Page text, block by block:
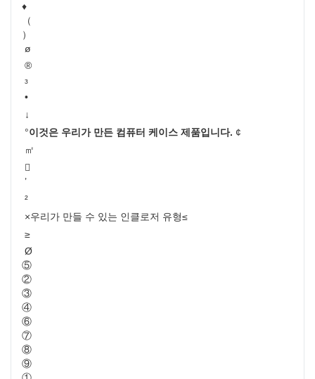
♦
（
）
ø
®
³
•
↓
°이것은 우리가 만든 컴퓨터 케이스 제품입니다. ¢
㎡

’
²
×우리가 만들 수 있는 인클로저 유형≤
≥
Ø
⑤
②
③
④
⑥
⑦
⑧
⑨